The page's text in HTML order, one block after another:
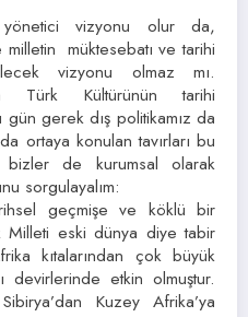
vizyonu olur da,
müktesebatı ve tarihi
vizyonu olmaz mı.
Türk Kültürünün tarihi
gün gerek dış politikamız da
ortaya konulan tavırları bu
bizler de kurumsal olarak
sorgulayalım:
geçmişe ve köklü bir
eski dünya diye tabir
kıtalarından çok büyük
etkin olmuştur.
Kuzey Afrika’ya